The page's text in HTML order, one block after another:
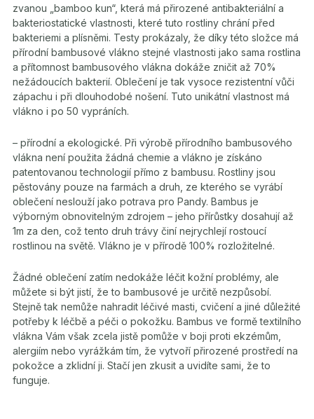
zvanou „bamboo kun“, která má přirozené antibakteriální a
bakteriostatické vlastnosti, které tuto rostliny chrání před
bakteriemi a plísněmi. Testy prokázaly, že díky této složce má
přírodní bambusové vlákno stejné vlastnosti jako sama rostlina
a přítomnost bambusového vlákna dokáže zničit až 70%
nežádoucích bakterií. Oblečení je tak vysoce rezistentní vůči
zápachu i při dlouhodobé nošení. Tuto unikátní vlastnost má
vlákno i po 50 vypráních.
– přírodní a ekologické. Při výrobě přírodního bambusového
vlákna není použita žádná chemie a vlákno je získáno
patentovanou technologií přímo z bambusu. Rostliny jsou
pěstovány pouze na farmách a druh, ze kterého se vyrábí
oblečení neslouží jako potrava pro Pandy. Bambus je
výborným obnovitelným zdrojem – jeho přírůstky dosahují až
1m za den, což tento druh trávy činí nejrychlejí rostoucí
rostlinou na světě. Vlákno je v přírodě 100% rozložitelné.
Žádné oblečení zatím nedokáže léčit kožní problémy, ale
můžete si být jistí, že to bambusové je určitě nezpůsobí.
Stejně tak nemůže nahradit léčivé masti, cvičení a jiné důležité
potřeby k léčbě a péči o pokožku. Bambus ve formě textilního
vlákna Vám však zcela jistě pomůže v boji proti ekzémům,
alergiím nebo vyrážkám tím, že vytvoří přirozené prostředí na
pokožce a zklidní ji. Stačí jen zkusit a uvidíte sami, že to
funguje.